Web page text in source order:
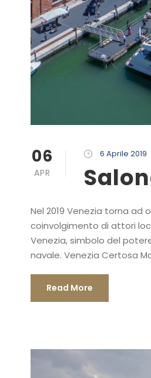
06
APR
6 Aprile 2019
Nel 2019 Venezia torna
coinvolgimento di attori
Venezia, simbolo del
navale. Venezia Certosa
Read More